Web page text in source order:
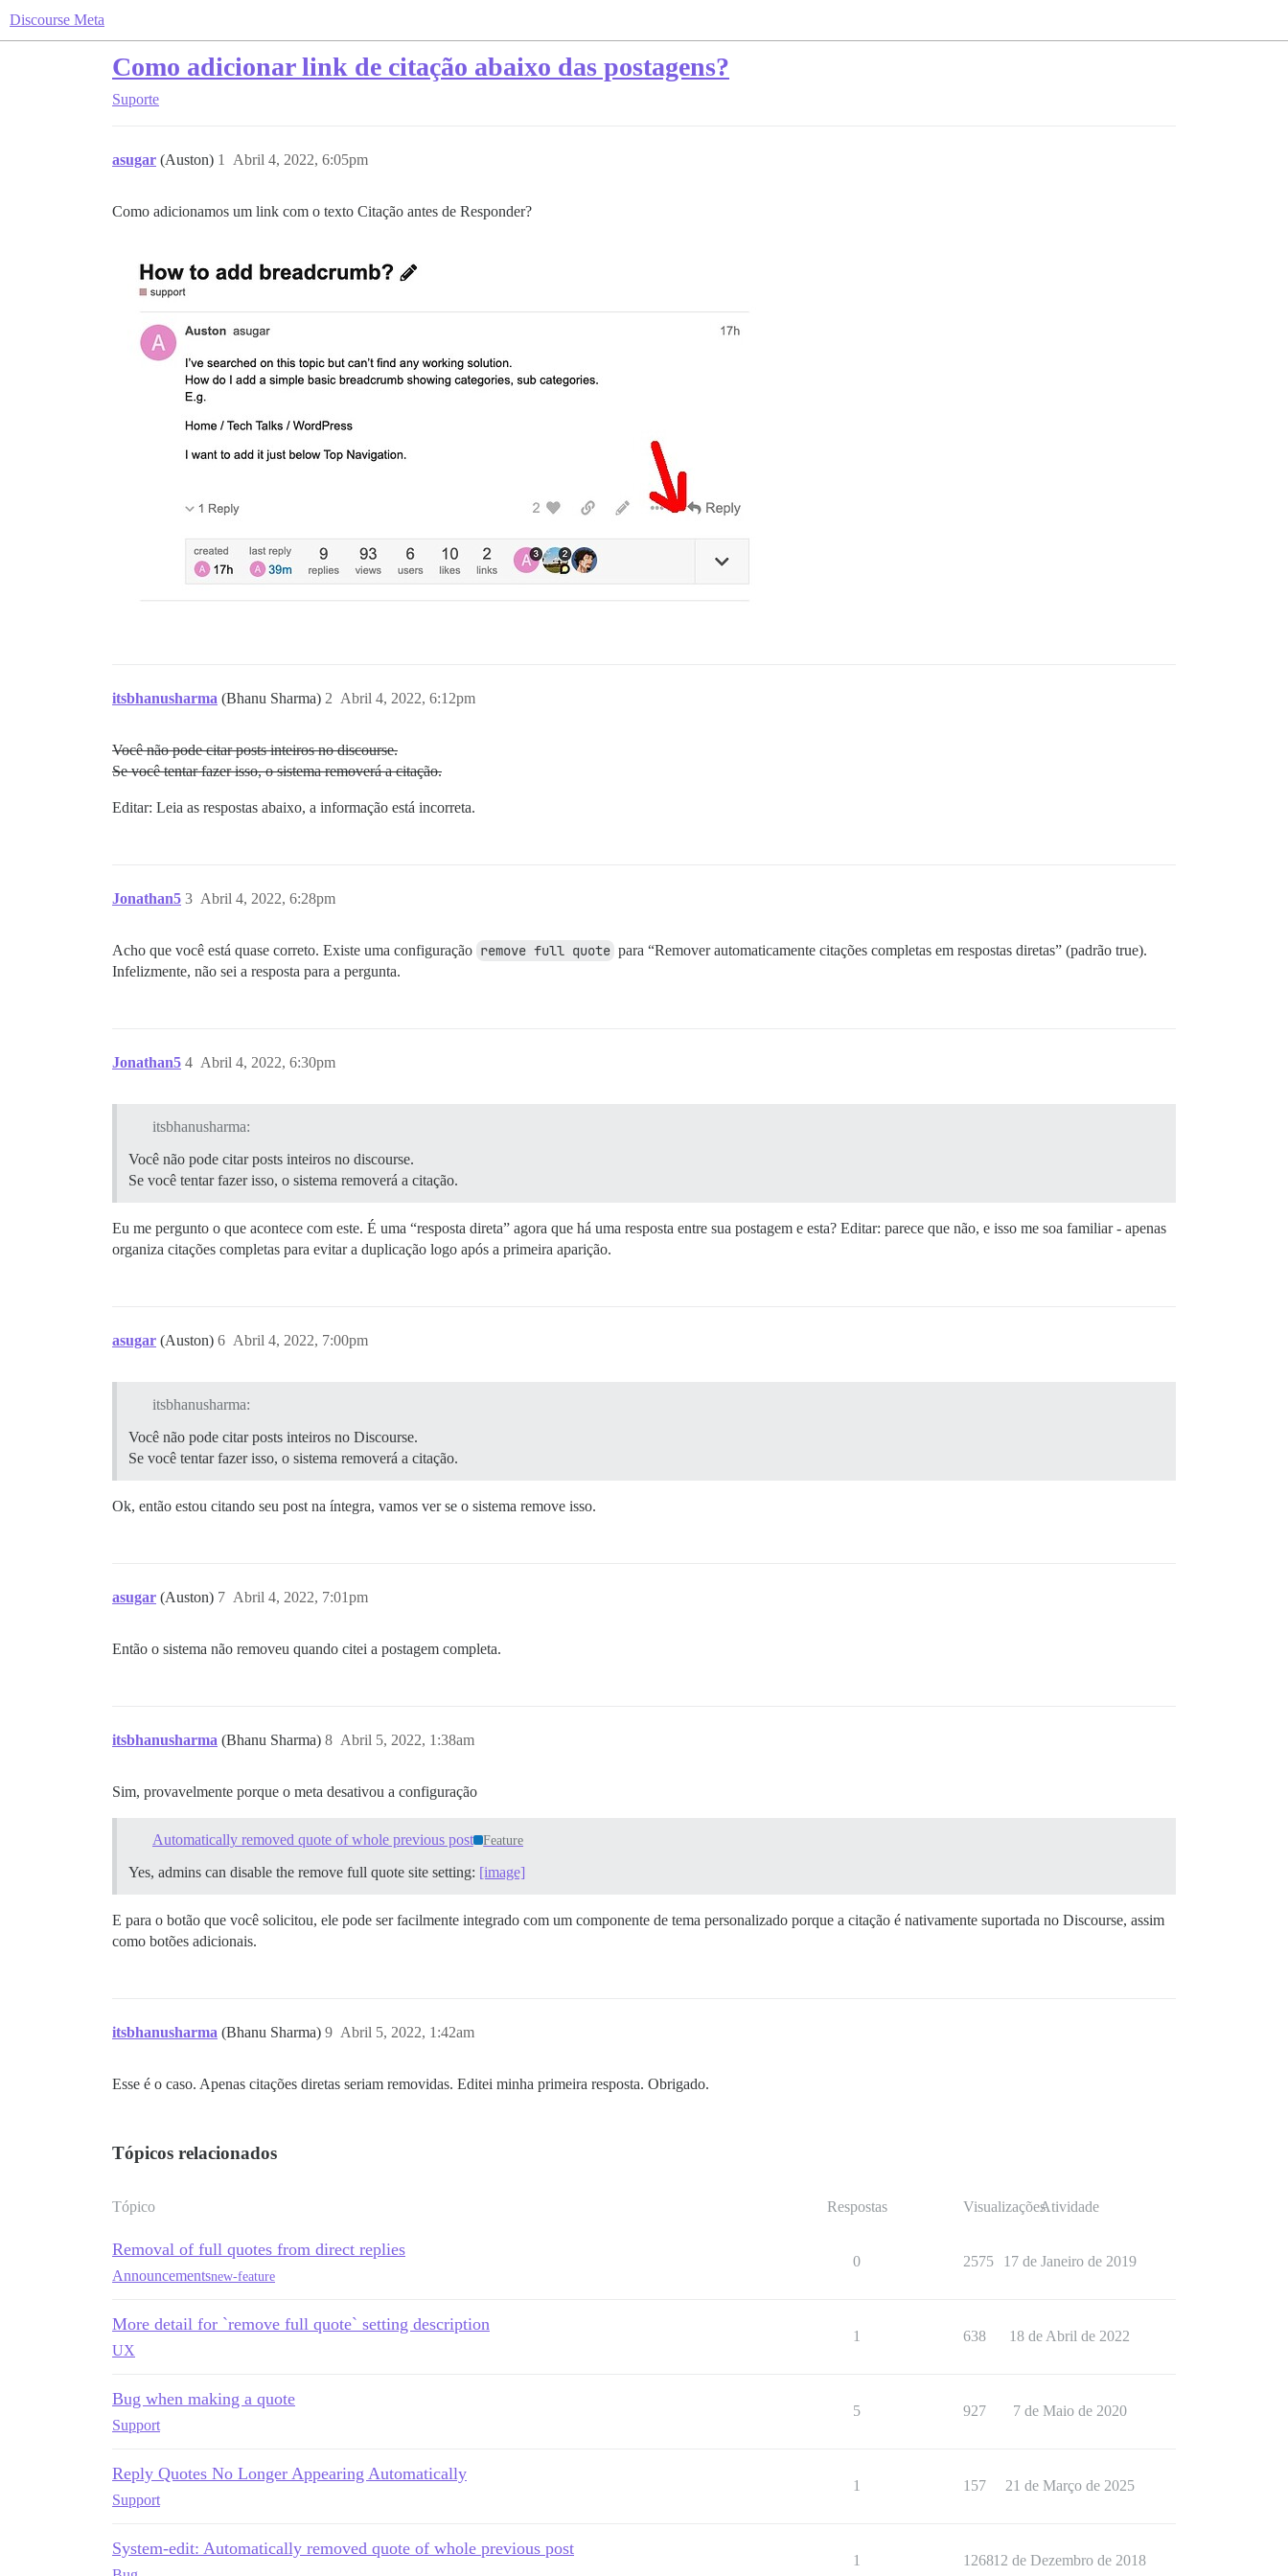
Discourse Meta
Como adicionar link de citação abaixo das postagens?
Suporte
asugar (Auston) Abril 4, 2022, 6:05pm
1
Como adicionamos um link com o texto Citação antes de Responder?
itsbhanusharma (Bhanu Sharma) Abril 4, 2022, 6:12pm
2
Você não pode citar posts inteiros no discourse.
Se você tentar fazer isso, o sistema removerá a citação.
Editar: Leia as respostas abaixo, a informação está incorreta.
Jonathan5 Abril 4, 2022, 6:28pm
3
Acho que você está quase correto. Existe uma configuração remove full quote para “Remover automaticamente citações completas em respostas diretas” (padrão true).
Infelizmente, não sei a resposta para a pergunta.
Jonathan5 Abril 4, 2022, 6:30pm
4
itsbhanusharma:
Você não pode citar posts inteiros no discourse.
Se você tentar fazer isso, o sistema removerá a citação.
Eu me pergunto o que acontece com este. É uma “resposta direta” agora que há uma resposta entre sua postagem e esta? Editar: parece que não, e isso me soa familiar - apenas
organiza citações completas para evitar a duplicação logo após a primeira aparição.
asugar (Auston) Abril 4, 2022, 7:00pm
6
itsbhanusharma:
Você não pode citar posts inteiros no Discourse.
Se você tentar fazer isso, o sistema removerá a citação.
Ok, então estou citando seu post na íntegra, vamos ver se o sistema remove isso.
asugar (Auston) Abril 4, 2022, 7:01pm
7
Então o sistema não removeu quando citei a postagem completa.
itsbhanusharma (Bhanu Sharma) Abril 5, 2022, 1:38am
8
Sim, provavelmente porque o meta desativou a configuração
Automatically removed quote of whole previous post Feature
Yes, admins can disable the remove full quote site setting: [image]
E para o botão que você solicitou, ele pode ser facilmente integrado com um componente de tema personalizado porque a citação é nativamente suportada no Discourse, assim
como botões adicionais.
itsbhanusharma (Bhanu Sharma) Abril 5, 2022, 1:42am
9
Esse é o caso. Apenas citações diretas seriam removidas. Editei minha primeira resposta. Obrigado.
Tópicos relacionados
Tópico Respostas VisualizaçõesAtividade
Removal of full quotes from direct replies
Announcementsnew-feature
0 2575 17 de Janeiro de 2019
More detail for `remove full quote` setting description
UX
1 638 18 de Abril de 2022
Bug when making a quote
Support
5 927 7 de Maio de 2020
Reply Quotes No Longer Appearing Automatically
Support
1 157 21 de Março de 2025
System-edit: Automatically removed quote of whole previous post
1 126812 de Dezembro de 2018